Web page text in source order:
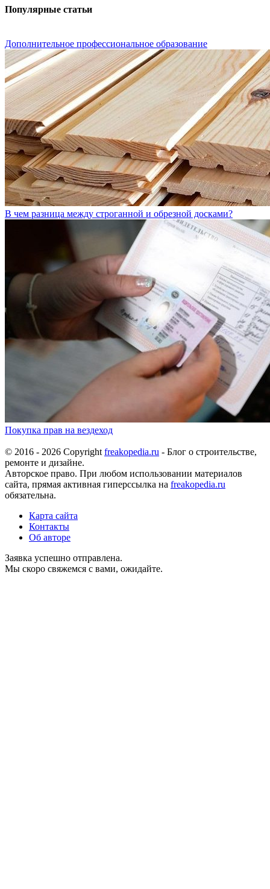
Популярные статьи
Дополнительное профессиональное образование
В чем разница между строганной и обрезной досками?
Покупка прав на вездеход
© 2016 - 2026 Copyrightfreakopedia.ru - Блог о строительстве,
ремонте и дизайне.
Авторское право. При любом использовании материалов
сайта, прямая активная гиперссылка на freakopedia.ru
обязательна.
Карта сайта
Контакты
Об авторе
Заявка успешно отправлена.
Мы скоро свяжемся с вами, ожидайте.